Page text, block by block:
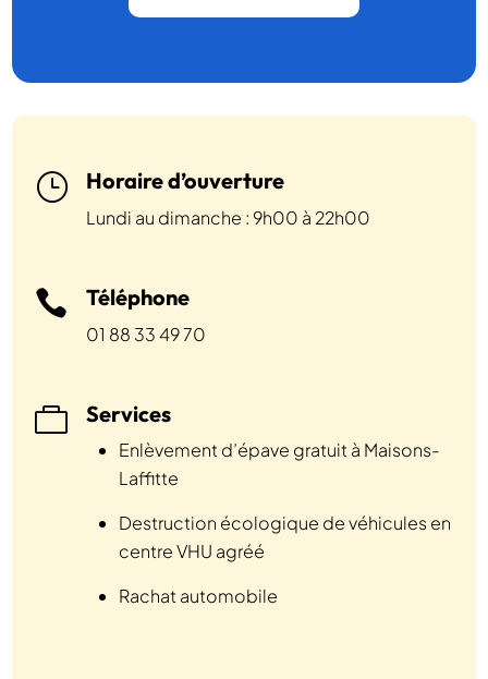
} Horaire d’ouverture
Lundi au dimanche : 9h00 à 22h00
 Téléphone
01 88 33 49 70
 Services
Enlèvement d’épave gratuit à Maisons-
Laffitte
Destruction écologique de véhicules en
centre VHU agréé
Rachat automobile